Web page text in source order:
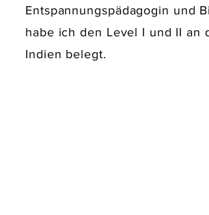
Entspannungspädagogin und
habe ich den Level I und II an
Indien belegt.